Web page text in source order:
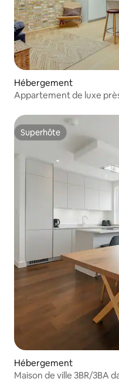
Hébergement
Appartement de luxe
Superhôte
Superhôte
Hébergement
Maison de ville 3BR/3BA